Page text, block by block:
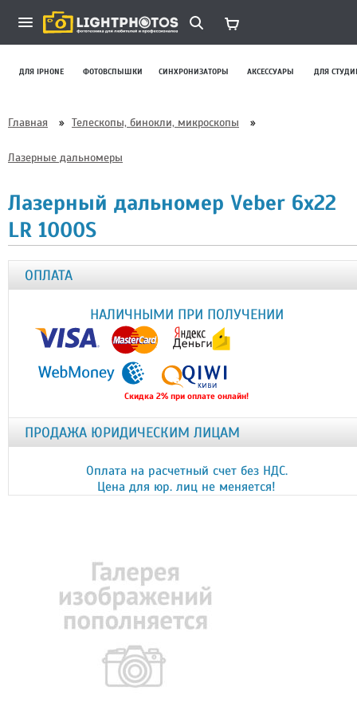
ДЛЯ IPHONE ФОТОВСПЫШКИ СИНХРОНИЗАТОРЫ АКСЕССУАРЫ ДЛЯ
Главная » Телескопы, бинокли, микроскопы »
Лазерные дальномеры
Лазерный дальномер Veber 6x22
LR 1000S
ОПЛАТА
НАЛИЧНЫМИ ПРИ ПОЛУЧЕНИИ
Скидка 2% при оплате онлайн!
ПРОДАЖА ЮРИДИЧЕСКИМ ЛИЦАМ
Оплата на расчетный счет без НДС.
Цена для юр. лиц не меняется!